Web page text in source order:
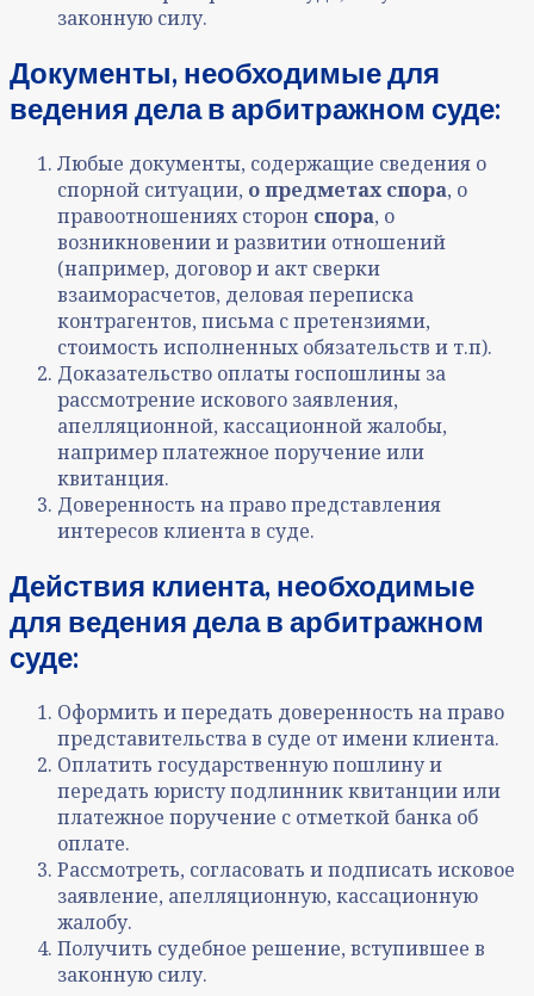
законную силу.
Документы, необходимые для
ведения дела в арбитражном суде:
Любые документы, содержащие сведения о
спорной ситуации, о предметах спора, о
правоотношениях сторон спора, о
возникновении и развитии отношений
(например, договор и акт сверки
взаиморасчетов, деловая переписка
контрагентов, письма с претензиями,
стоимость исполненных обязательств и т.п).
Доказательство оплаты госпошлины за
рассмотрение искового заявления,
апелляционной, кассационной жалобы,
например платежное поручение или
квитанция.
Доверенность на право представления
интересов клиента в суде.
Действия клиента, необходимые
для ведения дела в арбитражном
суде:
Оформить и передать доверенность на право
представительства в суде от имени клиента.
Оплатить государственную пошлину и
передать юристу подлинник квитанции или
платежное поручение с отметкой банка об
оплате.
Рассмотреть, согласовать и подписать исковое
заявление, апелляционную, кассационную
жалобу.
Получить судебное решение, вступившее в
законную силу.